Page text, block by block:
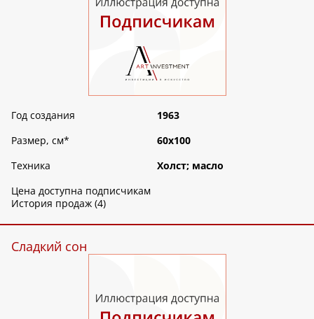
Год создания
1963
Размер, см*
60х100
Техника
Холст; масло
Цена доступна подписчикам
История продаж (4)
Сладкий сон